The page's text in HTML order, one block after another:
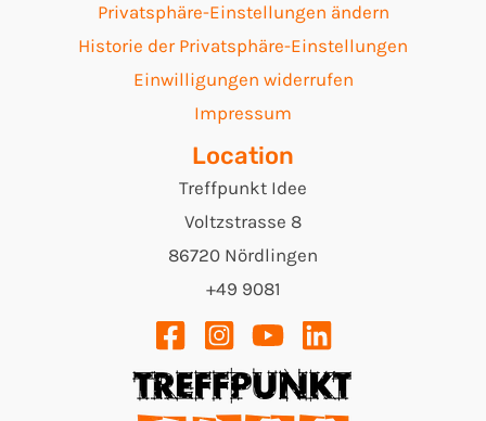
Privatsphäre-Einstellungen ändern
Historie der Privatsphäre-Einstellungen
Einwilligungen widerrufen
Impressum
Location
Treffpunkt Idee
Voltzstrasse 8
86720 Nördlingen
+49 9081